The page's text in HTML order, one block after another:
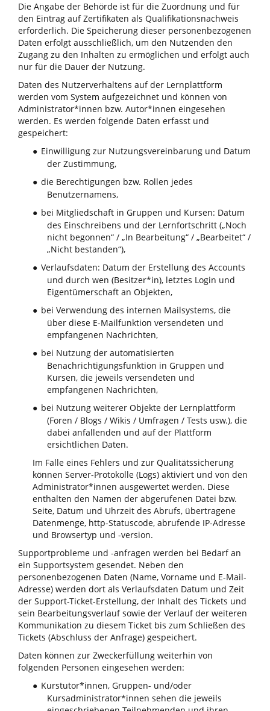
Die Angabe der Behörde ist für die Zuordnung und für
den Eintrag auf Zertifikaten als Qualifikationsnachweis
erforderlich. Die Speicherung dieser personenbezogenen
Daten erfolgt ausschließlich, um den Nutzenden den
Zugang zu den Inhalten zu ermöglichen und erfolgt auch
nur für die Dauer der Nutzung.
Daten des Nutzerverhaltens auf der Lernplattform
werden vom System aufgezeichnet und können von
Administrator*innen bzw. Autor*innen eingesehen
werden. Es werden folgende Daten erfasst und
gespeichert:
● Einwilligung zur Nutzungsvereinbarung und Datum
der Zustimmung,
● die Berechtigungen bzw. Rollen jedes
Benutzernamens,
● bei Mitgliedschaft in Gruppen und Kursen: Datum
des Einschreibens und der Lernfortschritt („Noch
nicht begonnen“ / „In Bearbeitung“ / „Bearbeitet“ /
„Nicht bestanden“),
● Verlaufsdaten: Datum der Erstellung des Accounts
und durch wen (Besitzer*in), letztes Login und
Eigentümerschaft an Objekten,
● bei Verwendung des internen Mailsystems, die
über diese E-Mailfunktion versendeten und
empfangenen Nachrichten,
● bei Nutzung der automatisierten
Benachrichtigungsfunktion in Gruppen und
Kursen, die jeweils versendeten und
empfangenen Nachrichten,
● bei Nutzung weiterer Objekte der Lernplattform
(Foren / Blogs / Wikis / Umfragen / Tests usw.), die
dabei anfallenden und auf der Plattform
ersichtlichen Daten.
Im Falle eines Fehlers und zur Qualitätssicherung
können Server-Protokolle (Logs) aktiviert und von den
Administrator*innen ausgewertet werden. Diese
enthalten den Namen der abgerufenen Datei bzw.
Seite, Datum und Uhrzeit des Abrufs, übertragene
Datenmenge, http-Statuscode, abrufende IP-Adresse
und Browsertyp und -version.
Supportprobleme und -anfragen werden bei Bedarf an
ein Supportsystem gesendet. Neben den
personenbezogenen Daten (Name, Vorname und E-Mail-
Adresse) werden dort als Verlaufsdaten Datum und Zeit
der Support-Ticket-Erstellung, der Inhalt des Tickets und
sein Bearbeitungsverlauf sowie der Verlauf der weiteren
Kommunikation zu diesem Ticket bis zum Schließen des
Tickets (Abschluss der Anfrage) gespeichert.
Daten können zur Zweckerfüllung weiterhin von
folgenden Personen eingesehen werden:
● Kurstutor*innen, Gruppen- und/oder
Kursadministrator*innen sehen die jeweils